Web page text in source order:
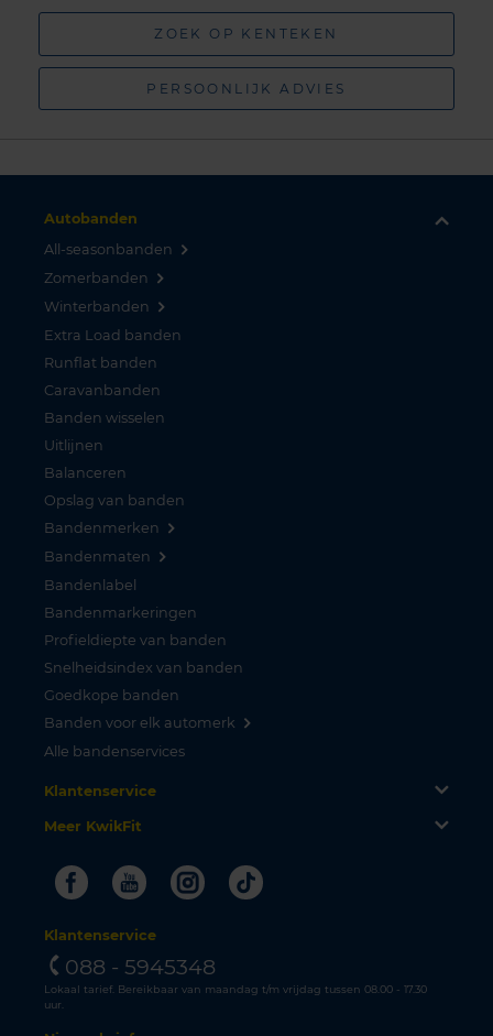
ZOEK OP KENTEKEN
PERSOONLIJK ADVIES
Autobanden
All-seasonbanden
Zomerbanden
Winterbanden
Extra Load banden
Runflat banden
Caravanbanden
Banden wisselen
Uitlijnen
Balanceren
Opslag van banden
Bandenmerken
Bandenmaten
Bandenlabel
Bandenmarkeringen
Profieldiepte van banden
Snelheidsindex van banden
Goedkope banden
Banden voor elk automerk
Alle bandenservices
Klantenservice
Meer KwikFit
FacebookYoutubeInstagram
Tiktok
Klantenservice
088 - 5945348
Lokaal tarief. Bereikbaar van maandag t/m vrijdag tussen 08.00 - 17.30
uur.